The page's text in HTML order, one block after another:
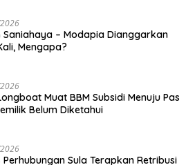
Saniahaya – Modapia Dianggarkan
Mengapa?
Muat BBM Subsidi Menuju Pas
Belum Diketahui
Perhubungan Sula Terapkan Retribusi